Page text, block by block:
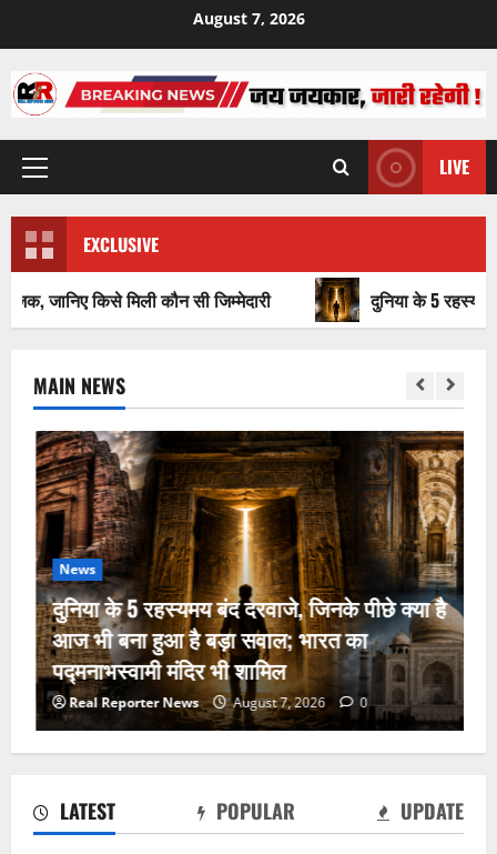
content
August 7, 2026
Primary
LIVE
EXCLUSIVE
किसे मिली कौन सी जिम्मेदारी दुनिया के 5 रहस्यमय बंद
LATEST POPULAR UPDATE
MAIN NEWS
News
दुनिया के 5 रहस्यमय बंद दरवाजे, जिनके पीछे क्या है
आज भी बना हुआ है बड़ा सवाल; भारत का
पद्मनाभस्वामी मंदिर भी शामिल
Real Reporter News August 7, 2026 0
दुनिया के 5 रहस्यमय बंद दरवाजे, जिनके पीछे
क्या है आज भी बना हुआ है बड़ा सवाल; भारत
PM मोदी की बागी सांसदों के साथ ब्रेकफास्ट